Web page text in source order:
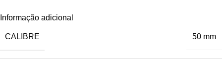
Informação adicional
CALIBRE 50 mm